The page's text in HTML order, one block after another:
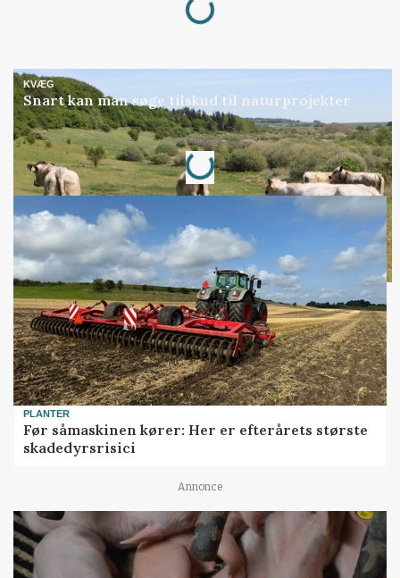
KVÆG
Snart kan man søge tilskud til naturprojekter
Annonce
Loading...
PLANTER
Før såmaskinen kører: Her er efterårets største
skadedyrsrisici
Annonce